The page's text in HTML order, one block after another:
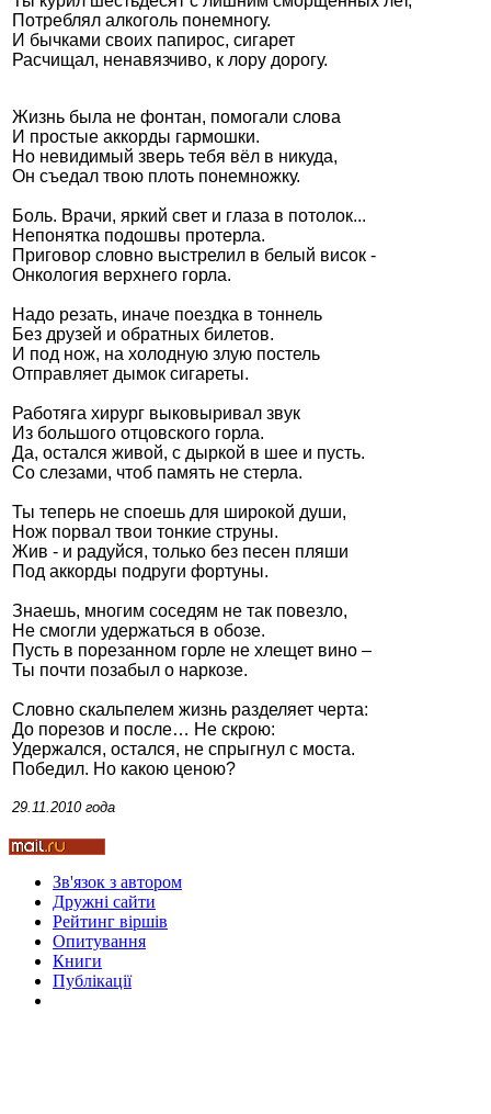
Стамбул 2010
Стамбул 2010
Стамбул 2010
Стамбул 2010
Потреблял алкоголь понемногу.
И бычками своих папирос, сигарет
Расчищал, ненавязчиво, к лору дорогу.
Жизнь была не фонтан, помогали слова
И простые аккорды гармошки.
Но невидимый зверь тебя вёл в никуда,
Он съедал твою плоть понемножку.
Боль. Врачи, яркий свет и глаза в потолок...
Непонятка подошвы протерла.
Приговор словно выстрелил в белый висок -
Онкология верхнего горла.
Надо резать, иначе поездка в тоннель
Без друзей и обратных билетов.
И под нож, на холодную злую постель
Отправляет дымок сигареты.
Работяга хирург выковыривал звук
Из большого отцовского горла.
Да, остался живой, с дыркой в шее и пусть.
Со слезами, чтоб память не стерла.
Ты теперь не споешь для широкой души,
Нож порвал твои тонкие струны.
Жив - и радуйся, только без песен пляши
Под аккорды подруги фортуны.
Знаешь, многим соседям не так повезло,
Не смогли удержаться в обозе.
Пусть в порезанном горле не хлещет вино –
Ты почти позабыл о наркозе.
Словно скальпелем жизнь разделяет черта:
До порезов и после… Не скрою:
Удержался, остался, не спрыгнул с моста.
Победил. Но какою ценою?
29.11.2010 года
Зв'язок з автором
Дружні cайти
Рейтинг віршів
Опитування
Книги
Публікації